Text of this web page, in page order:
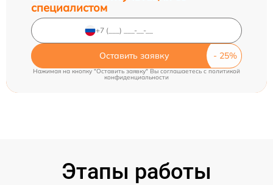
специалистом
Оставить заявку
Нажимая на кнопку "Оставить заявку" Вы соглашаетесь cполитикой
конфиденциальности
Этапы работы